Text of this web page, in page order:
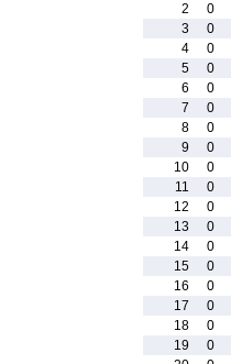
2
0
3
0
4
0
5
0
6
0
7
0
8
0
9
0
10
0
11
0
12
0
13
0
14
0
15
0
16
0
17
0
18
0
19
0